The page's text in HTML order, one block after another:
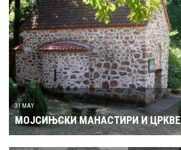
31 MAY
МОЈСИЊСКИ МАНАСТИРИ И ЦРКВЕ